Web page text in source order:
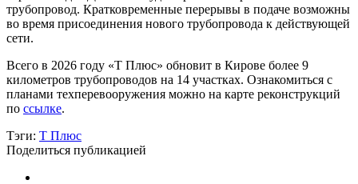
трубопровод. Кратковременные перерывы в подаче возможны
во время присоединения нового трубопровода к действующей
сети.
Всего в 2026 году «Т Плюс» обновит в Кирове более 9
километров трубопроводов на 14 участках. Ознакомиться с
планами техперевооружения можно на карте реконструкций
по ссылке.
Тэги: Т Плюс
Поделиться публикацией